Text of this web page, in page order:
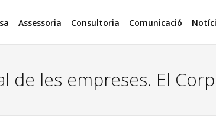
Assessoria Consultoria Comunicació
de les empreses. El